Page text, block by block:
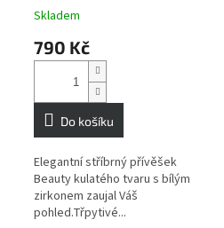
Skladem
790 Kč
Do košíku
Elegantní stříbrný přívěšek
Beauty kulatého tvaru s bílým
zirkonem zaujal Váš
pohled.Třpytivé...